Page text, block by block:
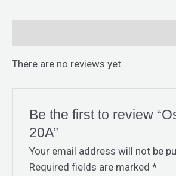
There are no reviews yet.
Be the first to review
20A”
Your email address will not be
Required fields are marked*